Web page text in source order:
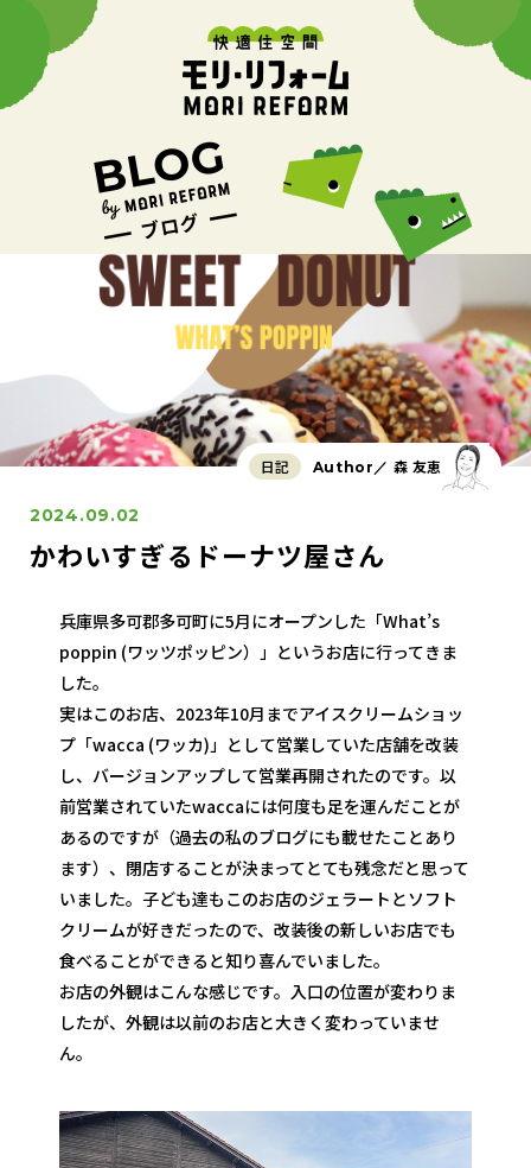
日記 Author／ 森 友恵
2024.09.02
かわいすぎるドーナツ屋さん
兵庫県多可郡多可町に5月にオープンした「What’s
poppin (ワッツポッピン）」というお店に行ってきま
した。
実はこのお店、2023年10月までアイスクリームショッ
プ「wacca (ワッカ)」として営業していた店舗を改装
し、バージョンアップして営業再開されたのです。以
前営業されていたwaccaには何度も足を運んだことが
あるのですが（過去の私のブログにも載せたことあり
ます）、閉店することが決まってとても残念だと思って
いました。子ども達もこのお店のジェラートとソフト
クリームが好きだったので、改装後の新しいお店でも
食べることができると知り喜んでいました。
お店の外観はこんな感じです。入口の位置が変わりま
したが、外観は以前のお店と大きく変わっていませ
ん。